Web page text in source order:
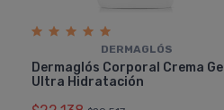
DERMAGLÓS
Dermaglós Corporal Crema Gel
Ultra Hidratación